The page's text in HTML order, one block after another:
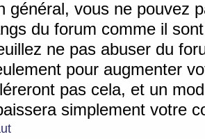
général, vous ne pouvez
du forum comme il
ne pas abuser du
pour augmenter
pas cela, et un
simplement votre